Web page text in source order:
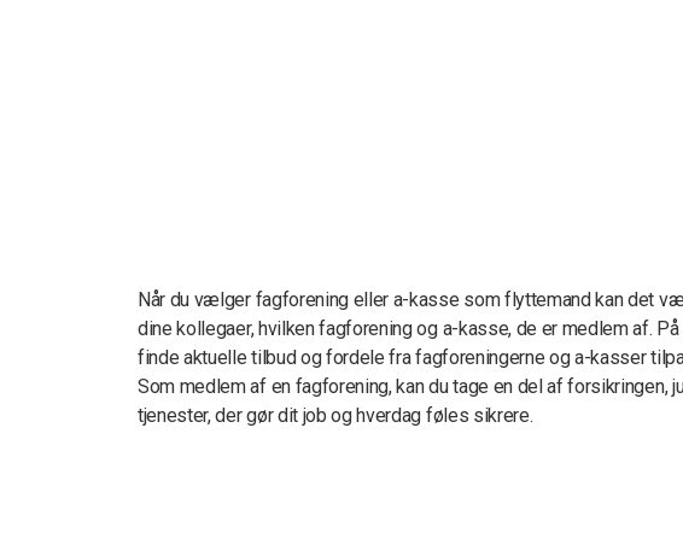
Når du vælger fagforening eller a-kasse som flyttemand kan det
dine kollegaer, hvilken fagforening og a-kasse, de er medlem af.
finde aktuelle tilbud og fordele fra fagforeningerne og a-kasser
Som medlem af en fagforening, kan du tage en del af forsikringen,
tjenester, der gør dit job og hverdag føles sikrere.